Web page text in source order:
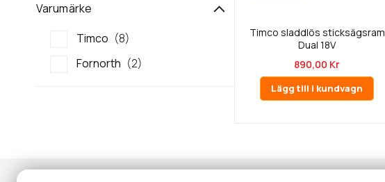
Timco sladdlös sticksägsram
Dual 18V
890,00 Kr
Lägg till i kundvagn
Varumärke
Timco
8
Fornorth
2